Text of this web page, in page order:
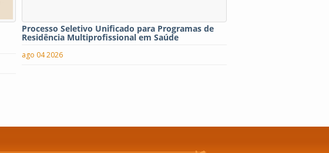
Processo Seletivo Unificado para Programas de
Residência Multiprofissional em Saúde
ago 04 2026